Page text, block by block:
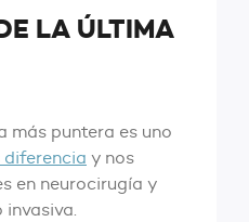
LA ÚLTIMA
más puntera es uno
diferencia y nos
en neurocirugía y
invasiva.